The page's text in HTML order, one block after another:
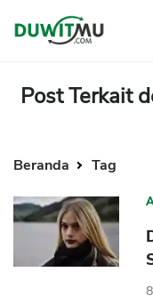
Reksadana
Bitcoin
Investasi
Asuransi
Mengelola
Kartu Kredit
KPR
KTA
Pinjaman Online
Pinjaman
Kartu Kredit
KTA
Post Terkait
Beranda Tag